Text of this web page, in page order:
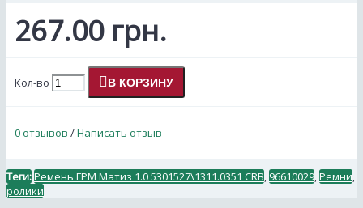
267.00 грн.
Кол-во В КОРЗИНУ
0 отзывов /Написать отзыв
Теги:Ремень ГРМ Матиз 1.0 5301527\1311.0351 CRB 96610029 Ремни
ролики